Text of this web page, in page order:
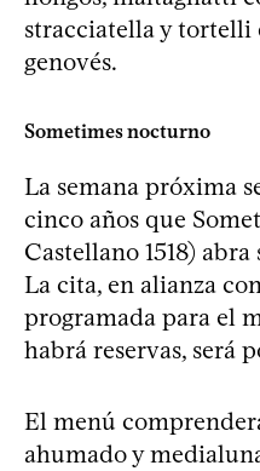
stracciatella y tortelli
genovés.
Sometimes nocturno
La semana próxima
cinco años que
Castellano 1518)
La cita, en alianza
programada para el
habrá reservas, será
El menú
ahumado y